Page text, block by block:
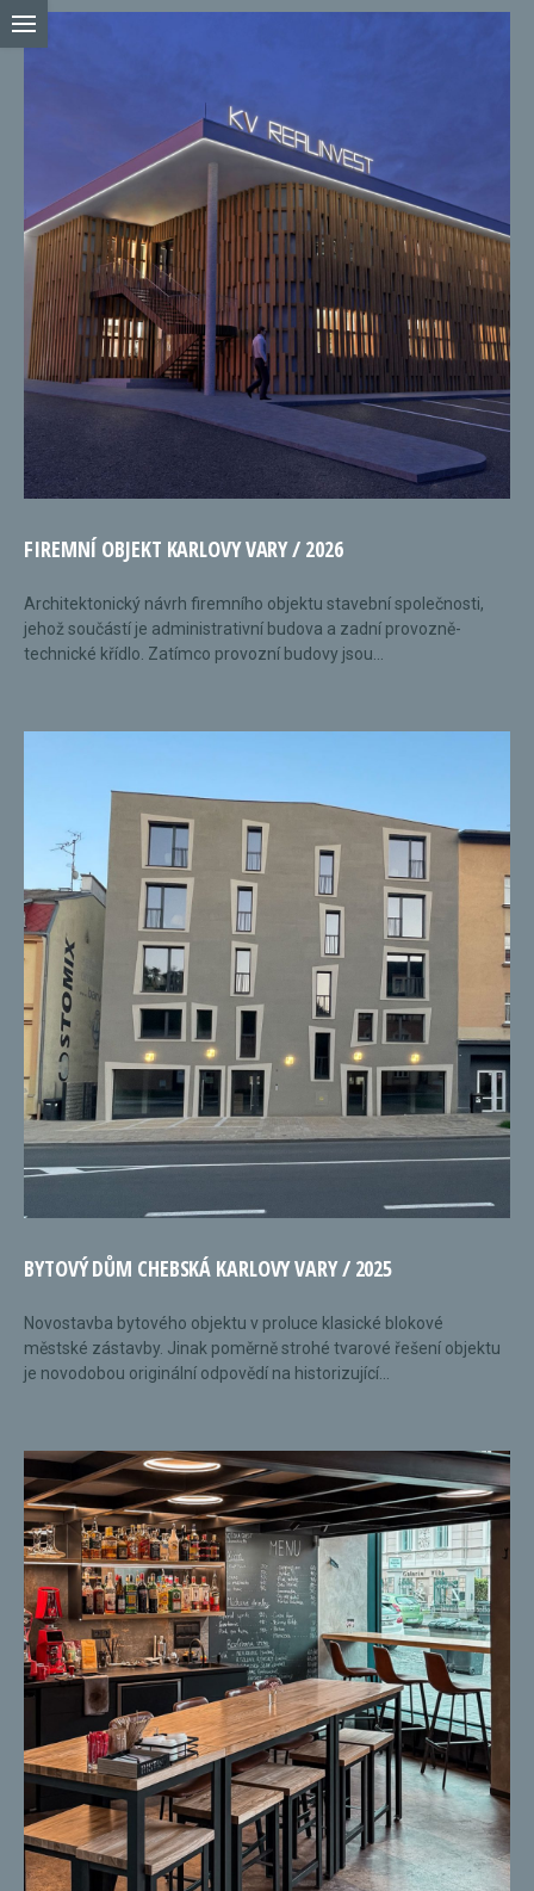
FIREMNÍ OBJEKT KARLOVY VARY / 2026
Architektonický návrh firemního objektu stavební společnosti,
jehož součástí je administrativní budova a zadní provozně-
technické křídlo. Zatímco provozní budovy jsou...
BYTOVÝ DŮM CHEBSKÁ KARLOVY VARY / 2025
Novostavba bytového objektu v proluce klasické blokové
městské zástavby. Jinak poměrně strohé tvarové řešení objektu
je novodobou originální odpovědí na historizující...